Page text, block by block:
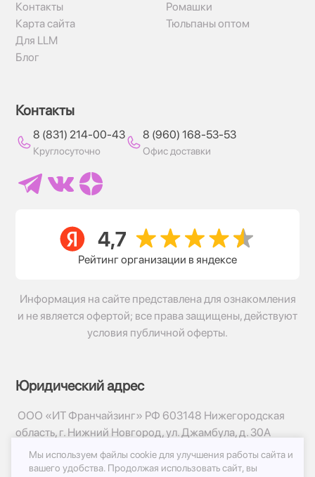
Контакты
Карта сайта
Для LLM
Блог
Ромашки
Тюльпаны оптом
Контакты
8 (831) 214-00-43
Круглосуточно
8 (960) 168-53-53
Офис доставки
Рейтинг организации в яндексе
Информация на сайте представлена для ознакомления
и не является офертой; все права защищены, действуют
условия публичной оферты.
Юридический адрес
ООО «ИТ Франчайзинг» РФ 603148 Нижегородская
область, г. Нижний Новгород, ул. Джамбула, д. 30А
© 2017-2026г, База Цветов 24.ру
Мы используем файлы cookie для улучшения работы сайта и
вашего удобства. Продолжая использовать сайт, вы